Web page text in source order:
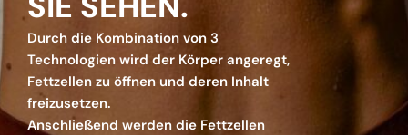
Durch die Kombination von 3
Technologien wird der Körper angeregt,
Fettzellen zu öffnen und deren Inhalt
freizusetzen.
Anschließend werden die Fettzellen